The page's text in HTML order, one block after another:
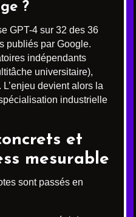
?
GPT-4 sur 32 des 36
publiés par Google.
indépendants
universitaire),
L’enjeu devient alors la
industrielle
et
mesurable
sont passés en